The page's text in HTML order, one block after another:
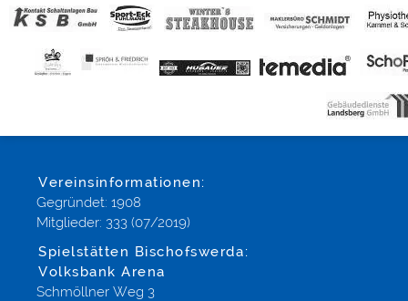
Vereinsinformationen:
Gegründet: 1908
Mitglieder: 333 (07/2019)
Spielstätten Bischofswerda:
Volksbank Arena
Schmöllner Weg 3